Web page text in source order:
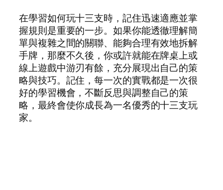
在學習如何玩十三支時，記住迅速適應並掌
握規則是重要的一步。如果你能透徹理解簡
單與複雜之間的關聯、能夠合理有效地拆解
手牌，那麼不久後，你或許就能在牌桌上或
線上遊戲中游刃有餘，充分展現出自己的策
略與技巧。記住，每一次的實戰都是一次很
好的學習機會，不斷反思與調整自己的策
略，最終會使你成長為一名優秀的十三支玩
家。